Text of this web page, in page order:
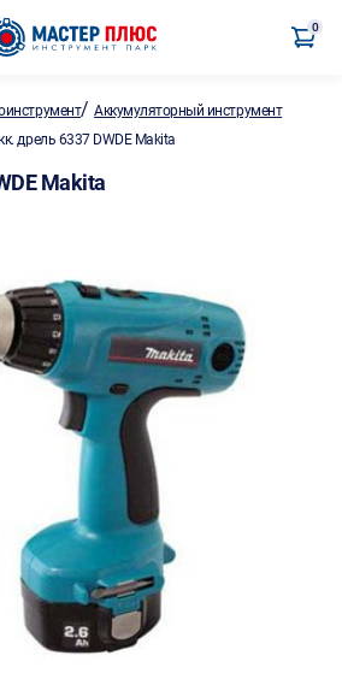
0
/Аккумуляторный инструмент
дрель 6337 DWDE Makita
Makita